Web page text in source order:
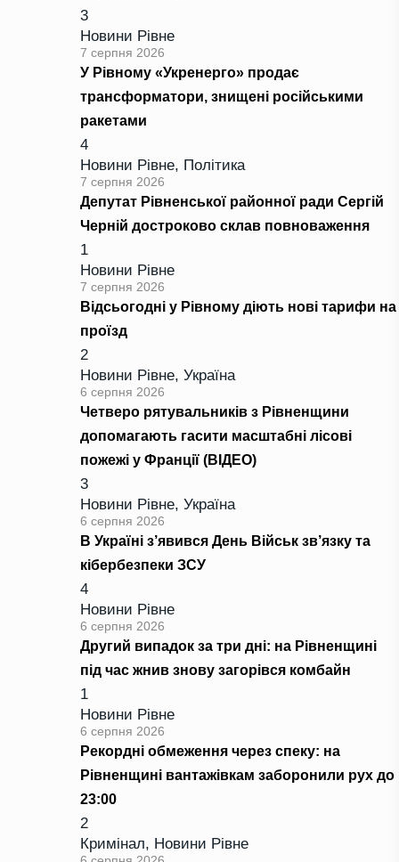
3
Новини Рівне
7 серпня 2026
У Рівному «Укренерго» продає
трансформатори, знищені російськими
ракетами
4
Новини Рівне, Політика
7 серпня 2026
Депутат Рівненської районної ради Сергій
Черній достроково склав повноваження
1
Новини Рівне
7 серпня 2026
Відсьогодні у Рівному діють нові тарифи на
проїзд
2
Новини Рівне, Україна
6 серпня 2026
Четверо рятувальників з Рівненщини
допомагають гасити масштабні лісові
пожежі у Франції (ВІДЕО)
3
Новини Рівне, Україна
6 серпня 2026
В Україні з’явився День Військ зв’язку та
кібербезпеки ЗСУ
4
Новини Рівне
6 серпня 2026
Другий випадок за три дні: на Рівненщині
під час жнив знову загорівся комбайн
1
Новини Рівне
6 серпня 2026
Рекордні обмеження через спеку: на
Рівненщині вантажівкам заборонили рух до
23:00
2
Кримінал, Новини Рівне